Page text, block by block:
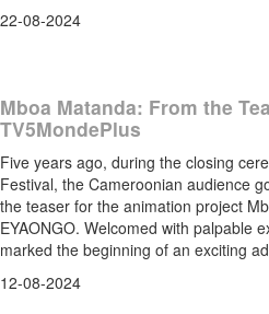
22-08-2024
Mboa Matanda: From the
TV5MondePlus
Five years ago, during the closing
Festival, the Cameroonian audience
the teaser for the animation project
EYAONGO. Welcomed with palpable
marked the beginning of an exciting
12-08-2024